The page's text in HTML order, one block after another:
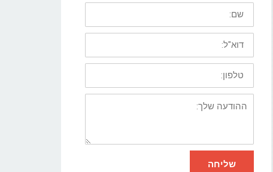
שם:
דוא"ל:
טלפון:
ההודעה
שלך:
שליחה